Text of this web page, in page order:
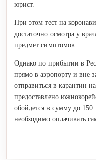
юрист.
При этом тест на
достаточно осмотра у
предмет симптомов.
Однако по прибытии в
прямо в аэропорту и вне
отправиться в карантин
предоставлено
обойдется в сумму до
необходимо оплачивать